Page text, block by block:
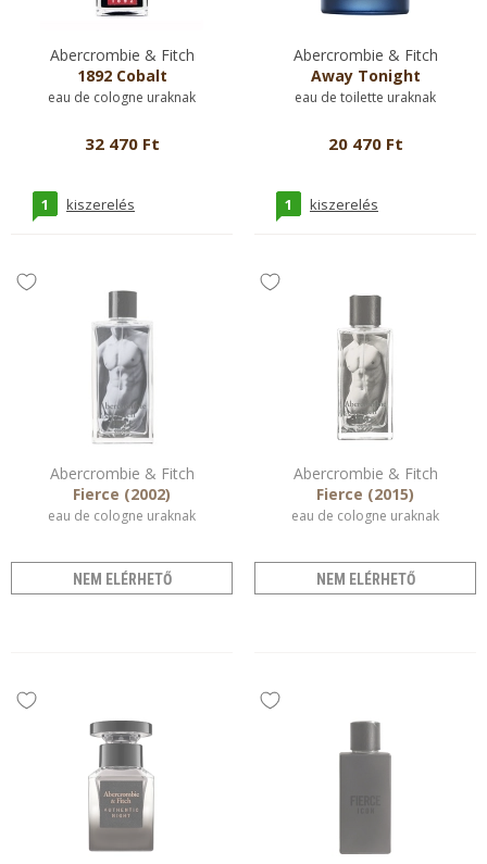
Abercrombie & Fitch
1892 Cobalt
eau de cologne uraknak
32 470 Ft
1 kiszerelés
Abercrombie & Fitch
Away Tonight
eau de toilette uraknak
20 470 Ft
1 kiszerelés
Abercrombie & Fitch
Fierce (2002)
eau de cologne uraknak
NEM ELÉRHETŐ
Abercrombie & Fitch
Fierce (2015)
eau de cologne uraknak
NEM ELÉRHETŐ